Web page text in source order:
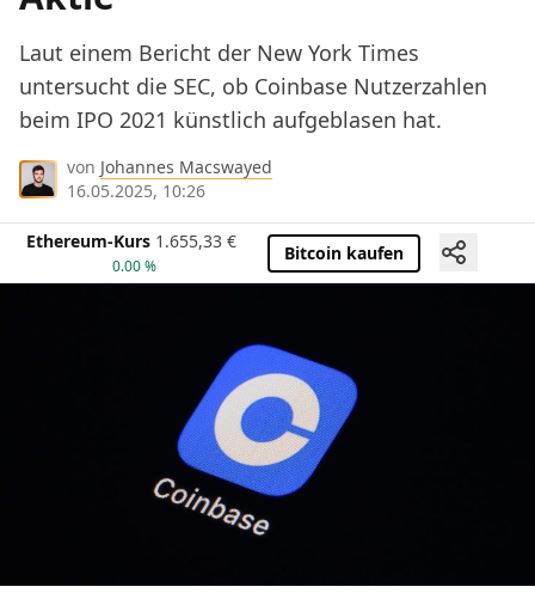
Laut einem Bericht der New York Times
untersucht die SEC, ob Coinbase Nutzerzahlen
beim IPO 2021 künstlich aufgeblasen hat.
von Johannes Macswayed
16.05.2025, 10:26
Ethereum-Kurs 1.655,33 €
0.00 %
Bitcoin kaufen